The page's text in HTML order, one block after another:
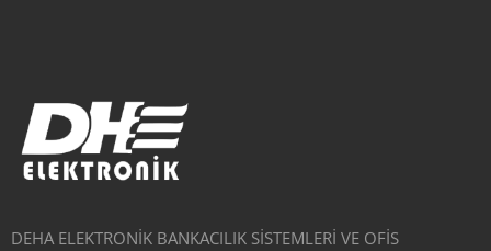
DEHA ELEKTRONİK BANKACILIK SİSTEMLERİ VE OFİS